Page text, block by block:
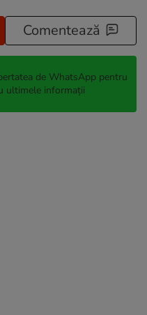
Comentează
de WhatsApp pentru
ultimele informații